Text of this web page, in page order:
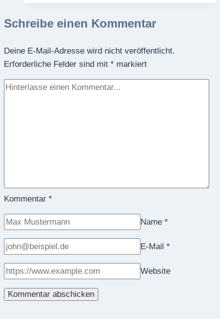
Gruppen:
„Zauberfragen“,
um
Unausgesprochenes
hörbar
Schreibe einen Kommentar
Deine E-Mail-Adresse wird nicht veröffentlicht.
Erforderliche Felder sind mit * markiert
Kommentar *
Name *
E-Mail *
Website